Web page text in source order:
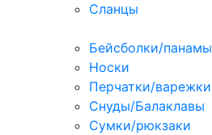
Сланцы
Бейсболки/панамы
Носки
Перчатки/варежки
Cнуды/Балаклавы
Сумки/рюкзаки